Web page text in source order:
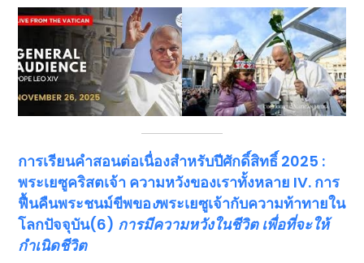
การเรียนคำสอนต่อเนื่องสำหรับปีศักดิ์สิทธิ์ 2025 :
พระเยซูคริสตเจ้า ความหวังของเราทั้งหลาย IV. การ
ฟื้นคืนพระชนม์ขีพของพระเยซูเจ้ากับความท้าทายใน
โลกปัจจุบัน(6) การมีความหวังในชีวิต เพื่อที่จะให้
กำเนิดชีวิต